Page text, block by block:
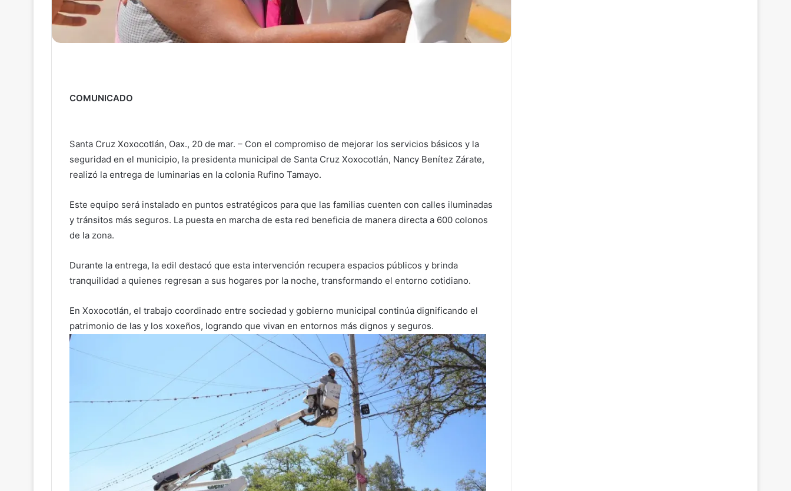
COMUNICADO
Santa Cruz Xoxocotlán, Oax., 20 de mar. – Con el compromiso de mejorar los servicios básicos y la
seguridad en el municipio, la presidenta municipal de Santa Cruz Xoxocotlán, Nancy Benítez Zárate,
realizó la entrega de luminarias en la colonia Rufino Tamayo.
Este equipo será instalado en puntos estratégicos para que las familias cuenten con calles iluminadas
y tránsitos más seguros. La puesta en marcha de esta red beneficia de manera directa a 600 colonos
de la zona.
Durante la entrega, la edil destacó que esta intervención recupera espacios públicos y brinda
tranquilidad a quienes regresan a sus hogares por la noche, transformando el entorno cotidiano.
En Xoxocotlán, el trabajo coordinado entre sociedad y gobierno municipal continúa dignificando el
patrimonio de las y los xoxeños, logrando que vivan en entornos más dignos y seguros.